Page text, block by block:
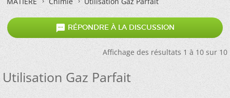
 RÉPONDRE À LA DISCUSSION
Affichage des résultats 1 à 10 sur 10
Utilisation Gaz Parfait